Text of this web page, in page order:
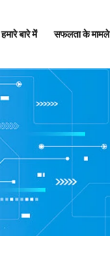
हमारे बारे में सफलता के मामले